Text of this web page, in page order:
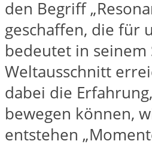
den Begriff
geschaffen, die für
bedeutet in seinem
Weltausschnitt
dabei die
bewegen können,
entstehen